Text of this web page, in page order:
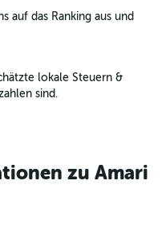
auf das Ranking aus und
lokale Steuern &
sind.
zu Amari